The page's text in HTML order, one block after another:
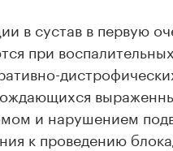
в сустав в первую
при
и нарушением
к проведению